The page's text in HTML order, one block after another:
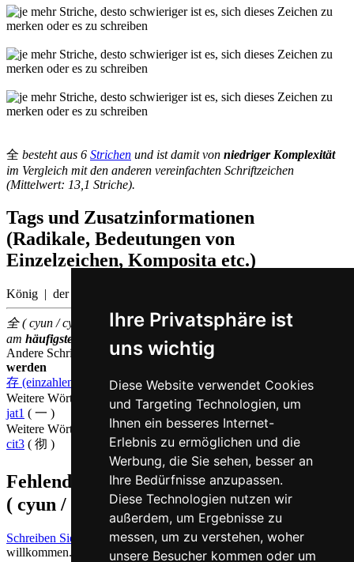
Ihre Privatsphäre ist
uns wichtig
Diese Website verwendet Cookies
und Targeting Technologien, um
Ihnen ein besseres Internet-
Erlebnis zu ermöglichen und die
Werbung, die Sie sehen, besser an
Ihre Bedürfnisse anzupassen.
Diese Technologien nutzen wir
außerdem, um Ergebnisse zu
messen, um zu verstehen, woher
unsere Besucher kommen oder um
全 besteht aus 6 Strichen und ist damit von niedriger Komplexität
im Vergleich mit den anderen vereinfachten Schriftzeichen
(Mittelwert: 13,1 Striche).
Tags und Zusatzinformationen
(Radikale, Bedeutungen von
Einzelzeichen, Komposita etc.)
König | der König regiert über die gesamte Nation
全 ( cyun / cyun4 ) gehört zu den 500im chinesischen Sprachraum
am häufigsten Einzelzeichen
Andere Schriftzeichen, die auf Kantonesisch
werden
存 (einzahlen)
泉 (Quelle) , 传 (Biographie)
Weitere Wörter, die ebenfalls
ganz auf Kantonesisch
jat1 ( 一 )
Weitere Wörter, die ebenfallskomplett auf Kantonesisch
cit3 ( 彻 )
Fehlende oder falsche Übersetzung für
( cyun / cyun4 )melden
Schreiben Sie uns!
Ihr Feedback und konstruktive Kritik sind stets
willkommen.